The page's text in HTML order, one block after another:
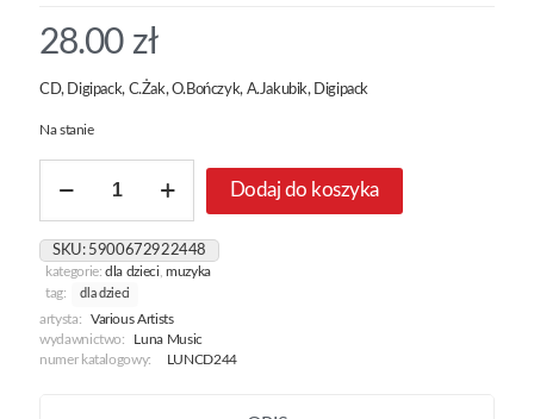
28.00 zł
CD, Digipack, C.Żak, O.Bończyk, A.Jakubik, Digipack
Na stanie
Bajki
Szafy
Żyrafy
Zwierzęta
Doktora
Dodaj do koszyka
SKU: 5900672922448
kategorie:dla dzieci, muzyka
tag:
dla dzieci
artysta:
Various Artists
wydawnictwo:
Luna Music
numer katalogowy:
LUNCD244